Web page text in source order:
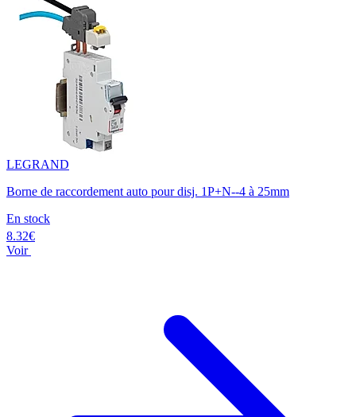
LEGRAND
Borne de raccordement auto pour disj. 1P+N--4 à 25mm
En stock
8.32€
Voir